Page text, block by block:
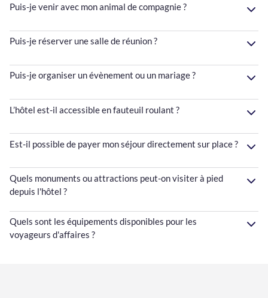
Puis-je venir avec mon animal de compagnie ?
Puis-je réserver une salle de réunion ?
Puis-je organiser un évènement ou un mariage ?
L’hôtel est-il accessible en fauteuil roulant ?
Est-il possible de payer mon séjour directement sur place ?
Quels monuments ou attractions peut-on visiter à pied
depuis l'hôtel ?
Quels sont les équipements disponibles pour les
voyageurs d'affaires ?